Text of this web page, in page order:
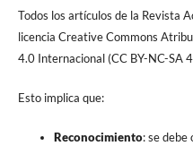
Todos los artículos de la Revista
licencia Creative Commons
4.0 Internacional (CC BY-NC-SA
Esto implica que:
Reconocimiento: se debe